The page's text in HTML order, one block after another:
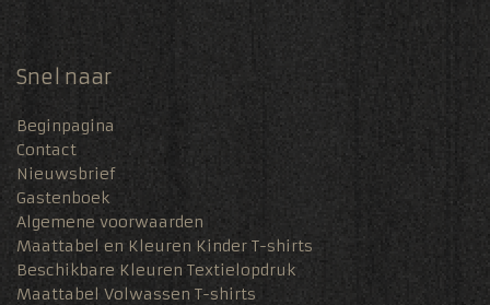
Snel naar
Beginpagina
Contact
Nieuwsbrief
Gastenboek
Algemene voorwaarden
Maattabel en Kleuren Kinder T-shirts
Beschikbare Kleuren Textielopdruk
Maattabel Volwassen T-shirts